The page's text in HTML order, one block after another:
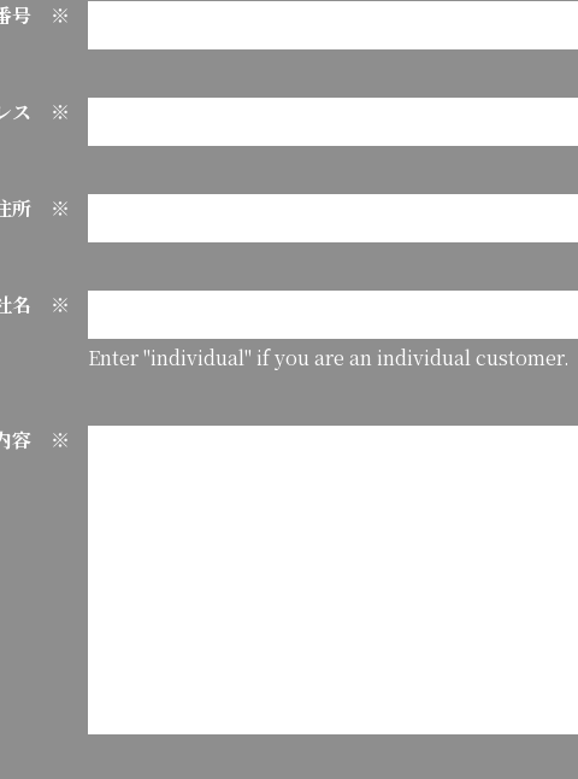
号 ※
レス ※
所 ※
名 ※
Enter "individual" if you are an individual customer.
内容 ※